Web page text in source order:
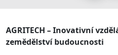
AGRITECH – Inovativní
zemědělství budoucnosti